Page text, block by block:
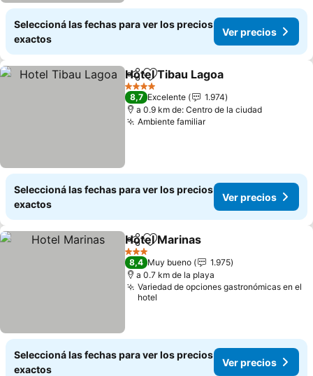
Seleccioná las fechas para ver los precios
exactos
Ver precios
CompartirAñadir a favoritos
Hotel Tibau Lagoa
4 Estrellas
8,7 Excelente
1.974
a 0.9 km de: Centro de la ciudad
Ambiente familiar
Seleccioná las fechas para ver los precios
exactos
Ver precios
CompartirAñadir a favoritos
Hotel Marinas
3 Estrellas
8,4 Muy bueno
1.975
a 0.7 km de la playa
Variedad de opciones gastronómicas en el
hotel
Seleccioná las fechas para ver los precios
exactos
Ver precios